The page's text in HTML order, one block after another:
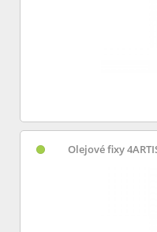
Olejové fixy